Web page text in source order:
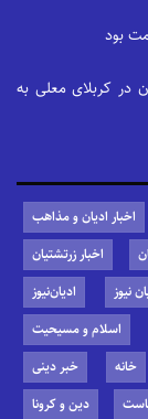
بود
در کربلای معلی به
اخبار ادیان و مذاهب
اخبار زرتشتیان
نیوز
ادیان‌نیوز
اسلام و مسیحیت
خانه
خبر دینی
دین و کرونا